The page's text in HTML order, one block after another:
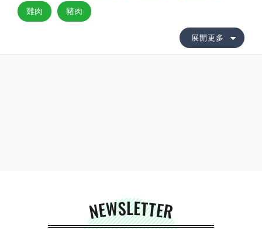
雞肉 豬肉
展開更多
NEWSLETTER